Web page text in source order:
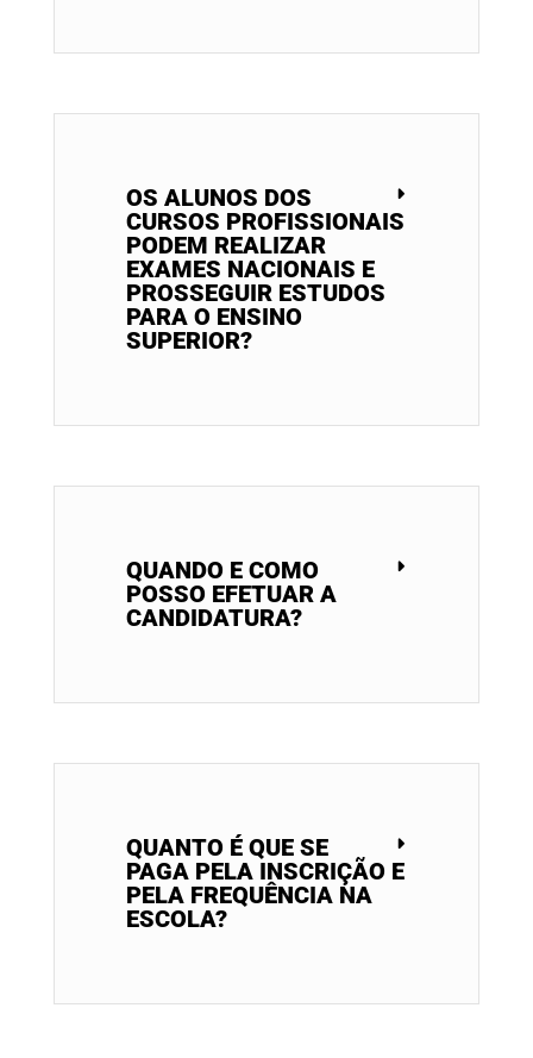
OS ALUNOS DOS
CURSOS PROFISSIONAIS
PODEM REALIZAR
EXAMES NACIONAIS E
PROSSEGUIR ESTUDOS
PARA O ENSINO
SUPERIOR?
QUANDO E COMO
POSSO EFETUAR A
CANDIDATURA?
QUANTO É QUE SE
PAGA PELA INSCRIÇÃO E
PELA FREQUÊNCIA NA
ESCOLA?